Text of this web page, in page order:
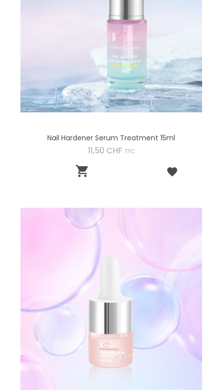
Nail Hardener Serum Treatment 15ml
11,50 CHF Preis
TTC
